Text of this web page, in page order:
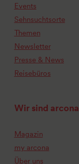
Events
Sehnsuchtsorte
Themen
Newsletter
Presse & News
Reisebüros
Wir sind arcona
Magazin
my arcona
Über uns